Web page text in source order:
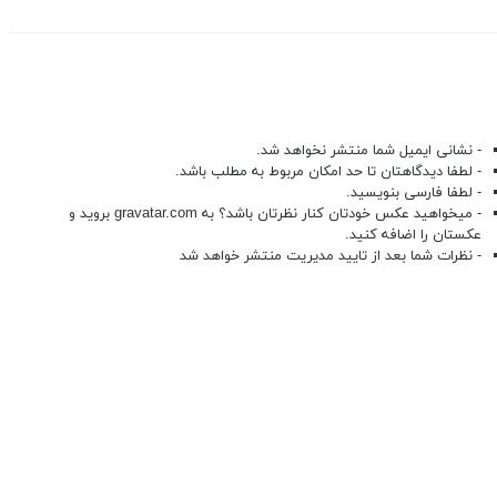
- نشانی ایمیل شما منتشر نخواهد شد.
- لطفا دیدگاهتان تا حد امکان مربوط به مطلب باشد.
- لطفا فارسی بنویسید.
- میخواهید عکس خودتان کنار نظرتان باشد؟ به gravatar.com بروید و
عکستان را اضافه کنید.
- نظرات شما بعد از تایید مدیریت منتشر خواهد شد